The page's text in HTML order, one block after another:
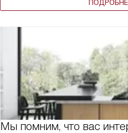
Мы помним, что вас